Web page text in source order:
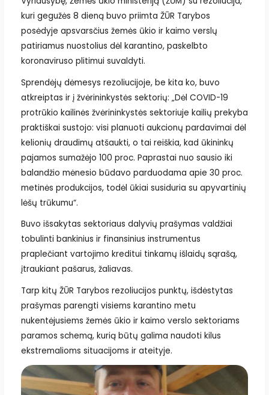
kuri gegužės 8 dieną buvo priimta ŽŪR Tarybos
posėdyje apsvarsčius žemės ūkio ir kaimo verslų
patiriamus nuostolius dėl karantino, paskelbto
koronaviruso plitimui suvaldyti.
Sprendėjų dėmesys rezoliucijoje, be kita ko, buvo
atkreiptas ir į žvėrininkystės sektorių: „Dėl COVID-19
protrūkio kailinės žvėrininkystės sektoriuje kailių prekyba
praktiškai sustojo: visi planuoti aukcionų pardavimai dėl
kelionių draudimų atšaukti, o tai reiškia, kad ūkininkų
pajamos sumažėjo 100 proc. Paprastai nuo sausio iki
balandžio mėnesio būdavo parduodama apie 30 proc.
metinės produkcijos, todėl ūkiai susiduria su apyvartinių
lėšų trūkumu“.
Buvo išsakytas sektoriaus dalyvių prašymas valdžiai
tobulinti bankinius ir finansinius instrumentus
praplečiant vartojimo kreditui tinkamų išlaidų sąrašą,
įtraukiant pašarus, žaliavas.
Tarp kitų ŽŪR Tarybos rezoliucijos punktų, išdėstytas
prašymas parengti visiems karantino metu
nukentėjusiems žemės ūkio ir kaimo verslo sektoriams
paramos schemą, kurią būtų galima naudoti kilus
ekstremalioms situacijoms ir ateityje.